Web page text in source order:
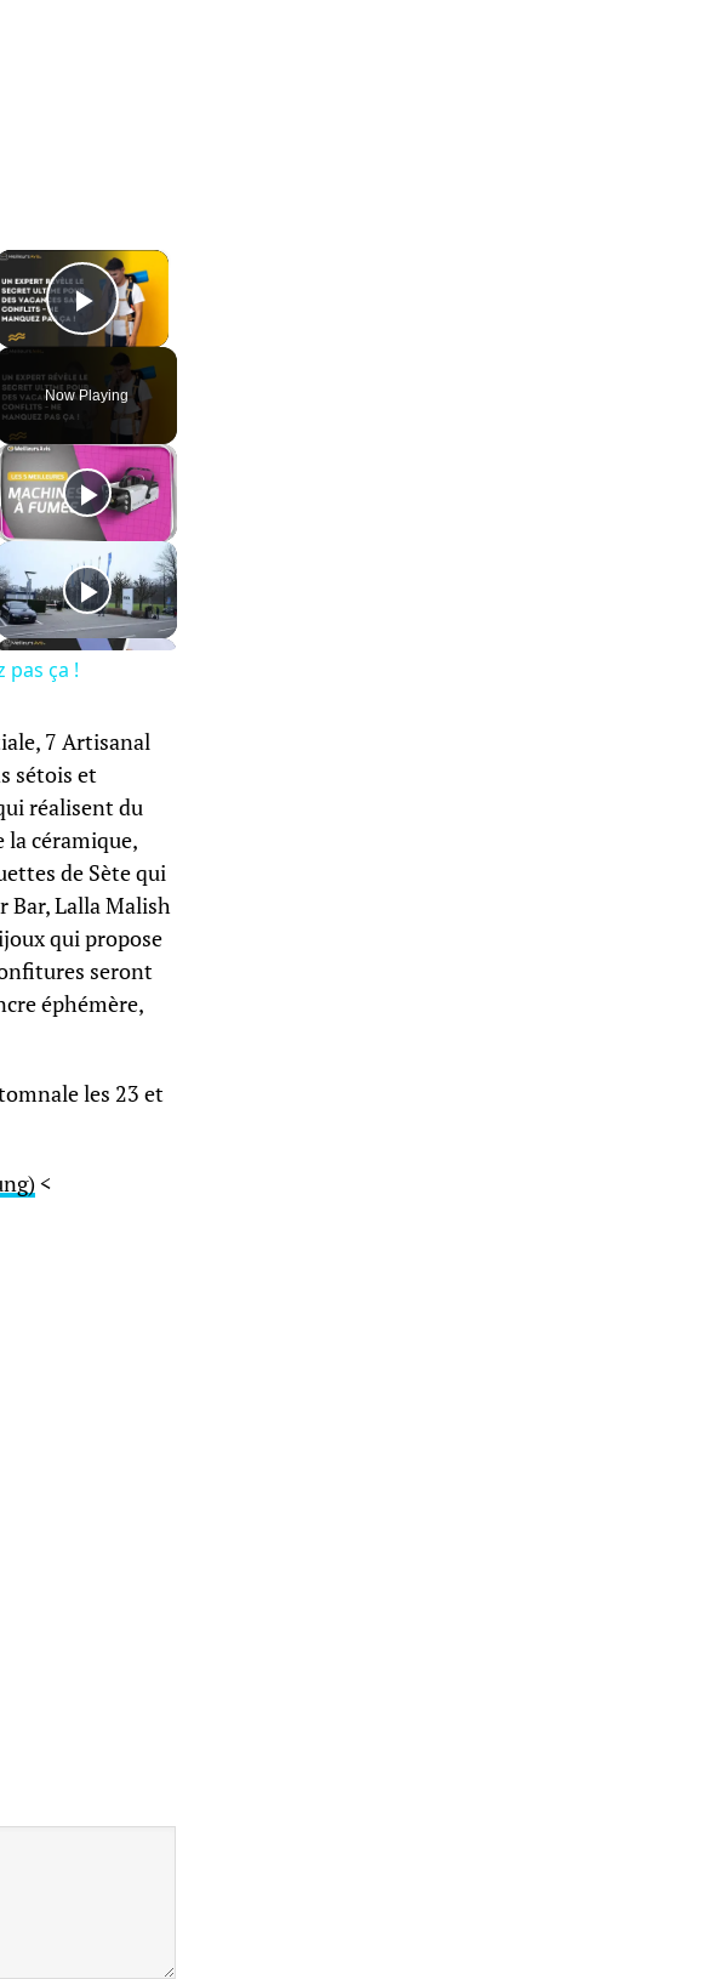
×
Play Video
Now Playing
pas ça !
7 Artisanal
sétois et
réalisent du
la céramique,
de Sète qui
Bar, Lalla Malish
qui propose
seront
éphémère,
les 23 et
<